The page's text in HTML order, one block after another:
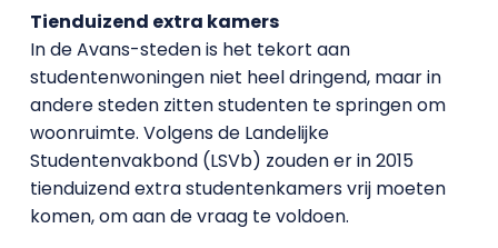
Tienduizend extra kamers
In de Avans-steden is het tekort aan
studentenwoningen niet heel dringend, maar in
andere steden zitten studenten te springen om
woonruimte. Volgens de Landelijke
Studentenvakbond (LSVb) zouden er in 2015
tienduizend extra studentenkamers vrij moeten
komen, om aan de vraag te voldoen.